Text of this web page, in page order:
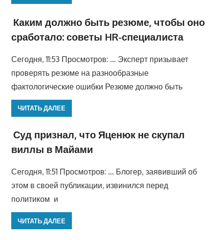
Каким должно быть резюме, чтобы оно
сработало: советы HR-специалиста
Сегодня, 11:53 Просмотров: … Эксперт призывает
проверять резюме на разнообразные
фактологические ошибки Резюме должно быть
ЧИТАТЬ ДАЛЕЕ
Суд признал, что Яценюк не скупал
виллы в Майами
Сегодня, 11:51 Просмотров: … Блогер, заявивший об
этом в своей публикации, извинился перед
политиком и
ЧИТАТЬ ДАЛЕЕ